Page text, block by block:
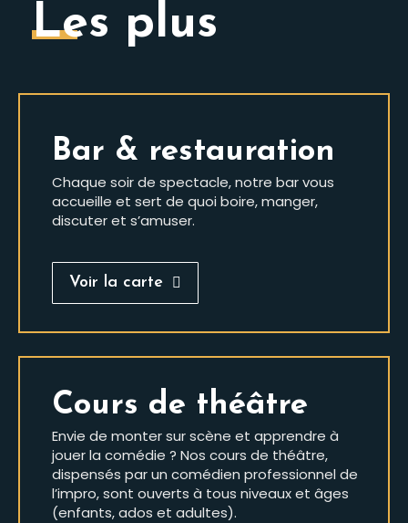
Les plus
Bar & restauration
Chaque soir de spectacle, notre bar vous
accueille et sert de quoi boire, manger,
discuter et s’amuser.
Voir la carte
Cours de théâtre
Envie de monter sur scène et apprendre à
jouer la comédie ? Nos cours de théâtre,
dispensés par un comédien professionnel de
l’impro, sont ouverts à tous niveaux et âges
(enfants, ados et adultes).